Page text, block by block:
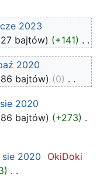
2023
bajtów +141
2020
bajtów 0
2020
bajtów +273
sie 2020
OkiDoki